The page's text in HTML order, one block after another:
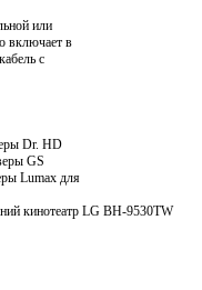
или
включает в
с
Dr. HD
GS
Lumax для
кинотеатр LG BH-9530TW